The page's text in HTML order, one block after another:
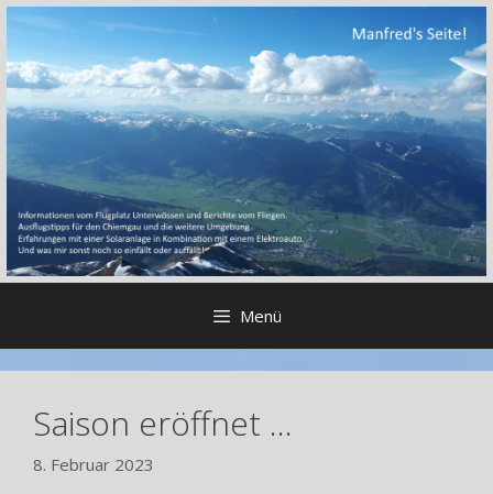
Zum
springen
Menü
Saison eröffnet …
8. Februar 2023